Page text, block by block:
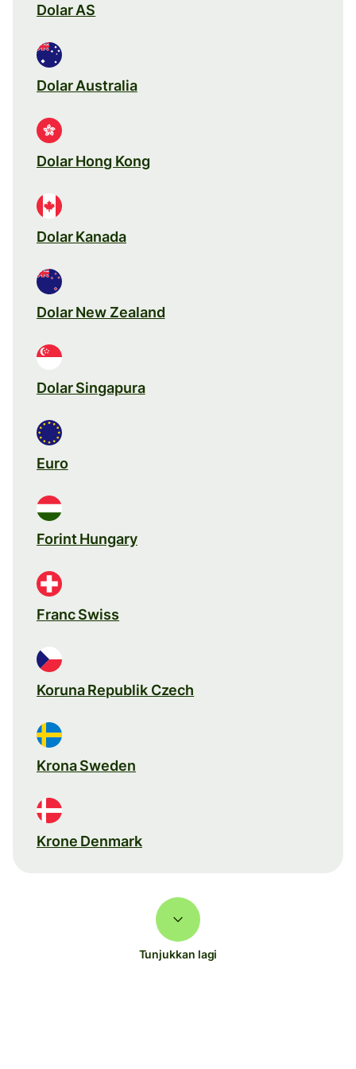
Dolar AS
Dolar Australia
Dolar Hong Kong
Dolar Kanada
Dolar New Zealand
Dolar Singapura
Euro
Forint Hungary
Franc Swiss
Koruna Republik Czech
Krona Sweden
Krone Denmark
Tunjukkan lagi